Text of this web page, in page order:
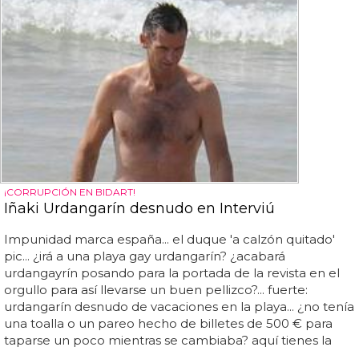
¡CORRUPCIÓN EN BIDART!
Iñaki Urdangarín desnudo en Interviú
Impunidad marca españa... el duque 'a calzón quitado'
pic... ¿irá a una playa gay urdangarín? ¿acabará
urdangayrín posando para la portada de la revista en el
orgullo para así llevarse un buen pellizco?... fuerte:
urdangarín desnudo de vacaciones en la playa... ¿no tenía
una toalla o un pareo hecho de billetes de 500 € para
taparse un poco mientras se cambiaba? aquí tienes la